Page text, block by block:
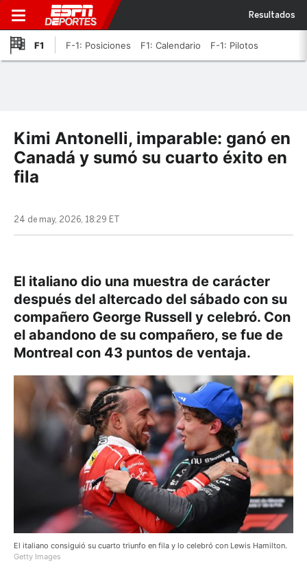
Resultados
F1 F-1: Posiciones F1: Calendario F-1: Pilotos
Kimi Antonelli, imparable: ganó en
Canadá y sumó su cuarto éxito en
fila
24 de may, 2026, 18:29 ET
El italiano dio una muestra de carácter
después del altercado del sábado con su
compañero George Russell y celebró. Con
el abandono de su compañero, se fue de
Montreal con 43 puntos de ventaja.
El italiano consiguió su cuarto triunfo en fila y lo celebró con Lewis Hamilton.
Getty Images